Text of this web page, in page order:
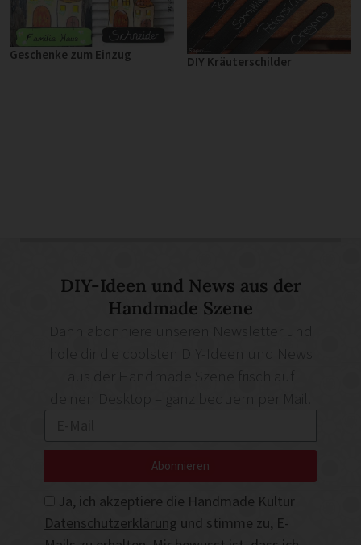
Geschenke zum Einzug DIY Kräuterschilder
DIY-Ideen und News aus der
Handmade Szene
deinen Desktop – ganz bequem per Mail.
Ja, ich akzeptiere die Handmade Kultur
Datenschutzerklärung und stimme zu, E-
Abonnieren